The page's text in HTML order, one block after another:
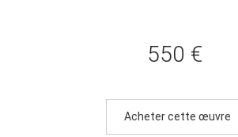
550 €
Acheter cette œuvre